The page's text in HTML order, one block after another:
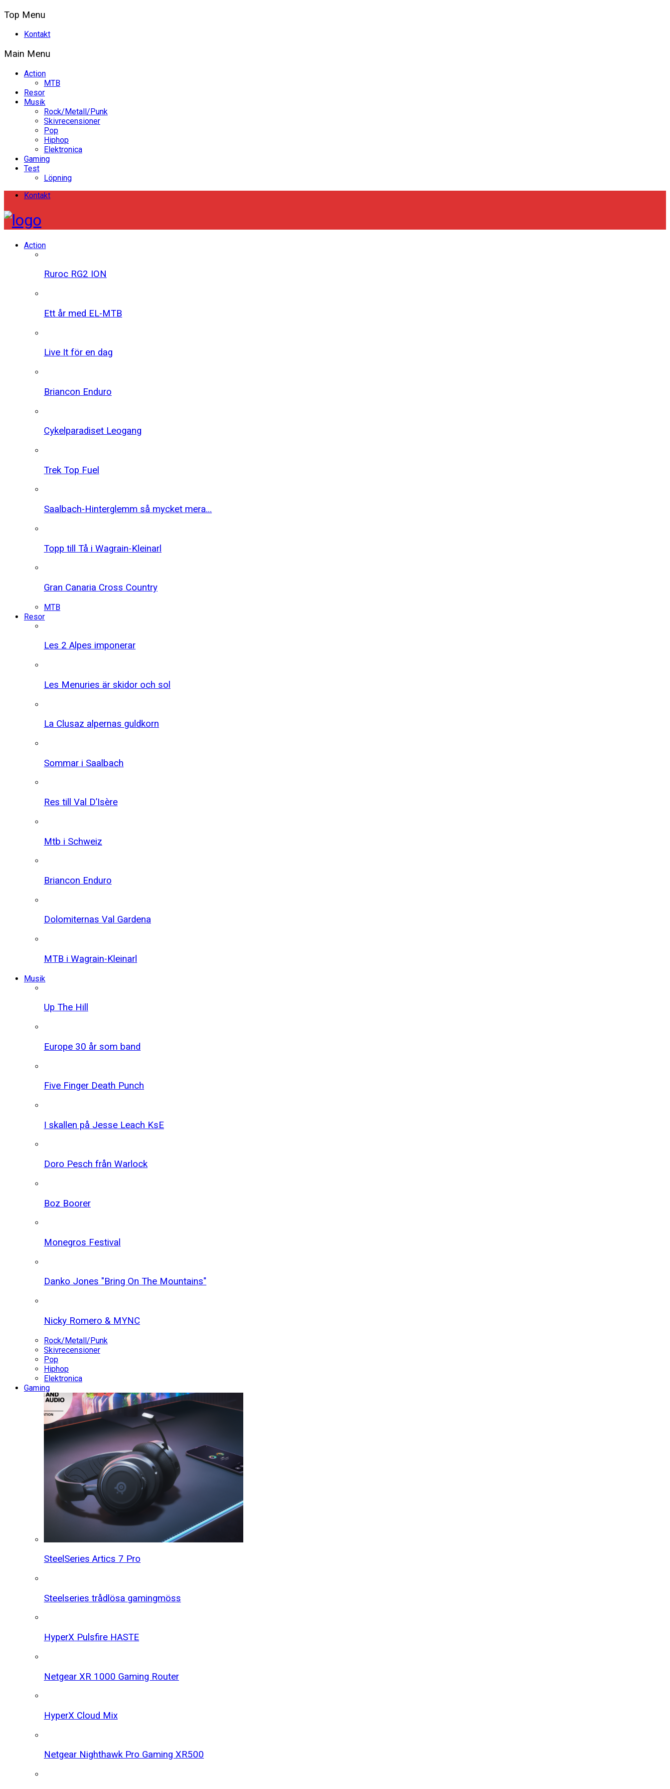
Top Menu
Kontakt
Main Menu
Action
MTB
Resor
Musik
Rock/Metall/Punk
Skivrecensioner
Pop
Hiphop
Elektronica
Gaming
Test
Löpning
Kontakt
Action
Ruroc RG2 ION
Ett år med EL-MTB
Live It för en dag
Briancon Enduro
Cykelparadiset Leogang
Trek Top Fuel
Saalbach-Hinterglemm så mycket mera...
Topp till Tå i Wagrain-Kleinarl
Gran Canaria Cross Country
MTB
Resor
Les 2 Alpes imponerar
Les Menuries är skidor och sol
La Clusaz alpernas guldkorn
Sommar i Saalbach
Res till Val D’Isère
Mtb i Schweiz
Briancon Enduro
Dolomiternas Val Gardena
MTB i Wagrain-Kleinarl
Musik
Up The Hill
Europe 30 år som band
Five Finger Death Punch
I skallen på Jesse Leach KsE
Doro Pesch från Warlock
Boz Boorer
Monegros Festival
Danko Jones "Bring On The Mountains"
Nicky Romero & MYNC
Rock/Metall/Punk
Skivrecensioner
Pop
Hiphop
Elektronica
Gaming
SteelSeries Artics 7 Pro
Steelseries trådlösa gamingmöss
HyperX Pulsfire HASTE
Netgear XR 1000 Gaming Router
HyperX Cloud Mix
Netgear Nighthawk Pro Gaming XR500